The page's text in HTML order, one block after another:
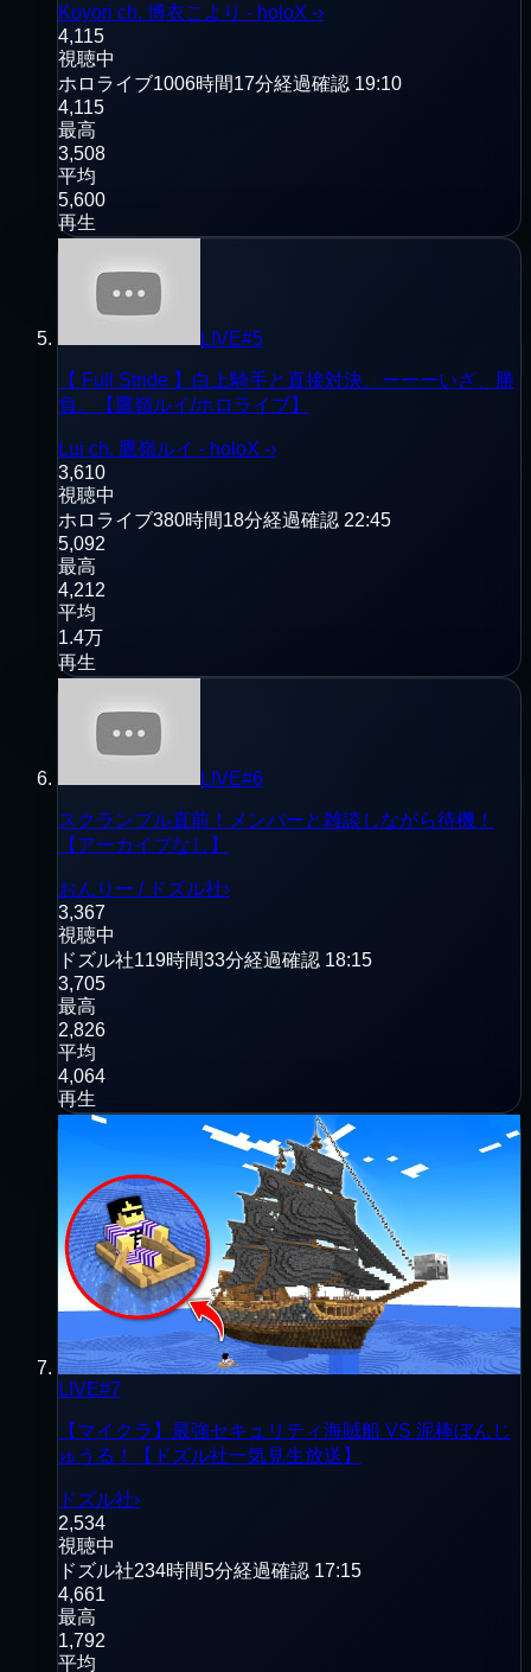
Koyori ch. 博衣こより - holoX -›
4,115
視聴中
ホロライブ1006時間17分経過確認 19:10
4,115
最高
3,508
平均
5,600
再生
LIVE#5
【 Full Stride 】白上騎手と直接対決。ーーーいざ、勝
負。【鷹嶺ルイ/ホロライブ】
Lui ch. 鷹嶺ルイ - holoX -›
3,610
視聴中
ホロライブ380時間18分経過確認 22:45
5,092
最高
4,212
平均
1.4万
再生
LIVE#6
スクランブル直前！メンバーと雑談しながら待機！
【アーカイブなし】
おんりー / ドズル社›
3,367
視聴中
ドズル社119時間33分経過確認 18:15
3,705
最高
2,826
平均
4,064
再生
LIVE#7
【マイクラ】最強セキュリティ海賊船 VS 泥棒ぼんじ
ゅうる！【ドズル社一気見生放送】
ドズル社›
2,534
視聴中
ドズル社234時間5分経過確認 17:15
4,661
最高
1,792
平均